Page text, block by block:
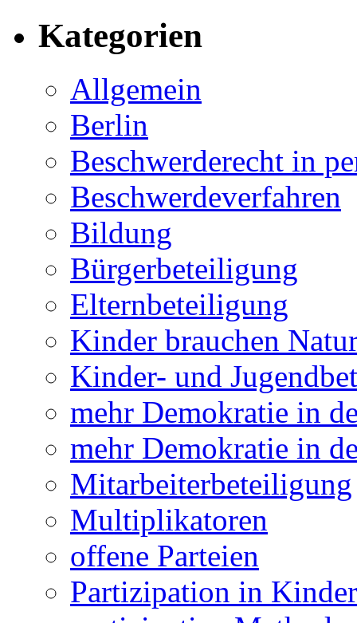
Kategorien
Allgemein
Berlin
Beschwerderecht in
Beschwerdeverfahren
Bildung
Bürgerbeteiligung
Elternbeteiligung
Kinder brauchen
Kinder- und
mehr Demokratie in
mehr Demokratie in
Mitarbeiterbeteiligung
Multiplikatoren
offene Parteien
Partizipation in